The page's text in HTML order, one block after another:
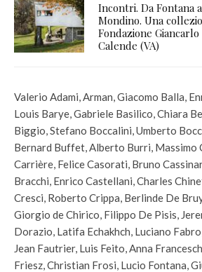
Incontri. Da Fontana
Mondino. Una
Fondazione
Calende (VA)
Valerio Adami, Arman, Giacomo Balla,
Louis Barye, Gabriele Basilico, Chiara
Biggio, Stefano Boccalini, Umberto
Bernard Buffet, Alberto Burri, Massimo
Carrière, Felice Casorati, Bruno
Bracchi, Enrico Castellani, Charles
Cresci, Roberto Crippa, Berlinde De
Giorgio de Chirico, Filippo De Pisis,
Dorazio, Latifa Echakhch, Luciano
Jean Fautrier, Luis Feito, Anna
Friesz, Christian Frosi, Lucio Fontana,